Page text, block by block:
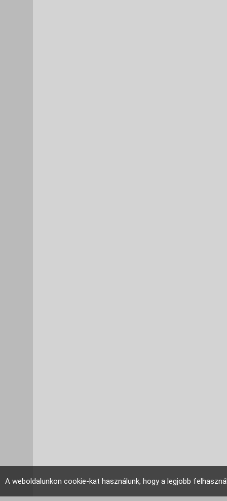
A weboldalunkon cookie-kat használunk, hogy a legjobb